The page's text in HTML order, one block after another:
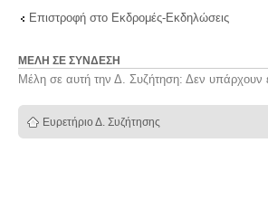
Επιστροφή στο Εκδρομές-Εκδηλώσεις
ΜΈΛΗ ΣΕ ΣΎΝΔΕΣΗ
Μέλη σε αυτή την Δ. Συζήτηση: Δεν υπάρχουν
Ευρετήριο Δ. Συζήτησης